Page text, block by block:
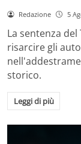
Redazione 5
La sentenza
risarcire gli
storico.
Leggi di più